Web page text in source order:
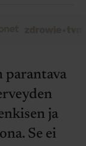
parantava
ja
Se ei